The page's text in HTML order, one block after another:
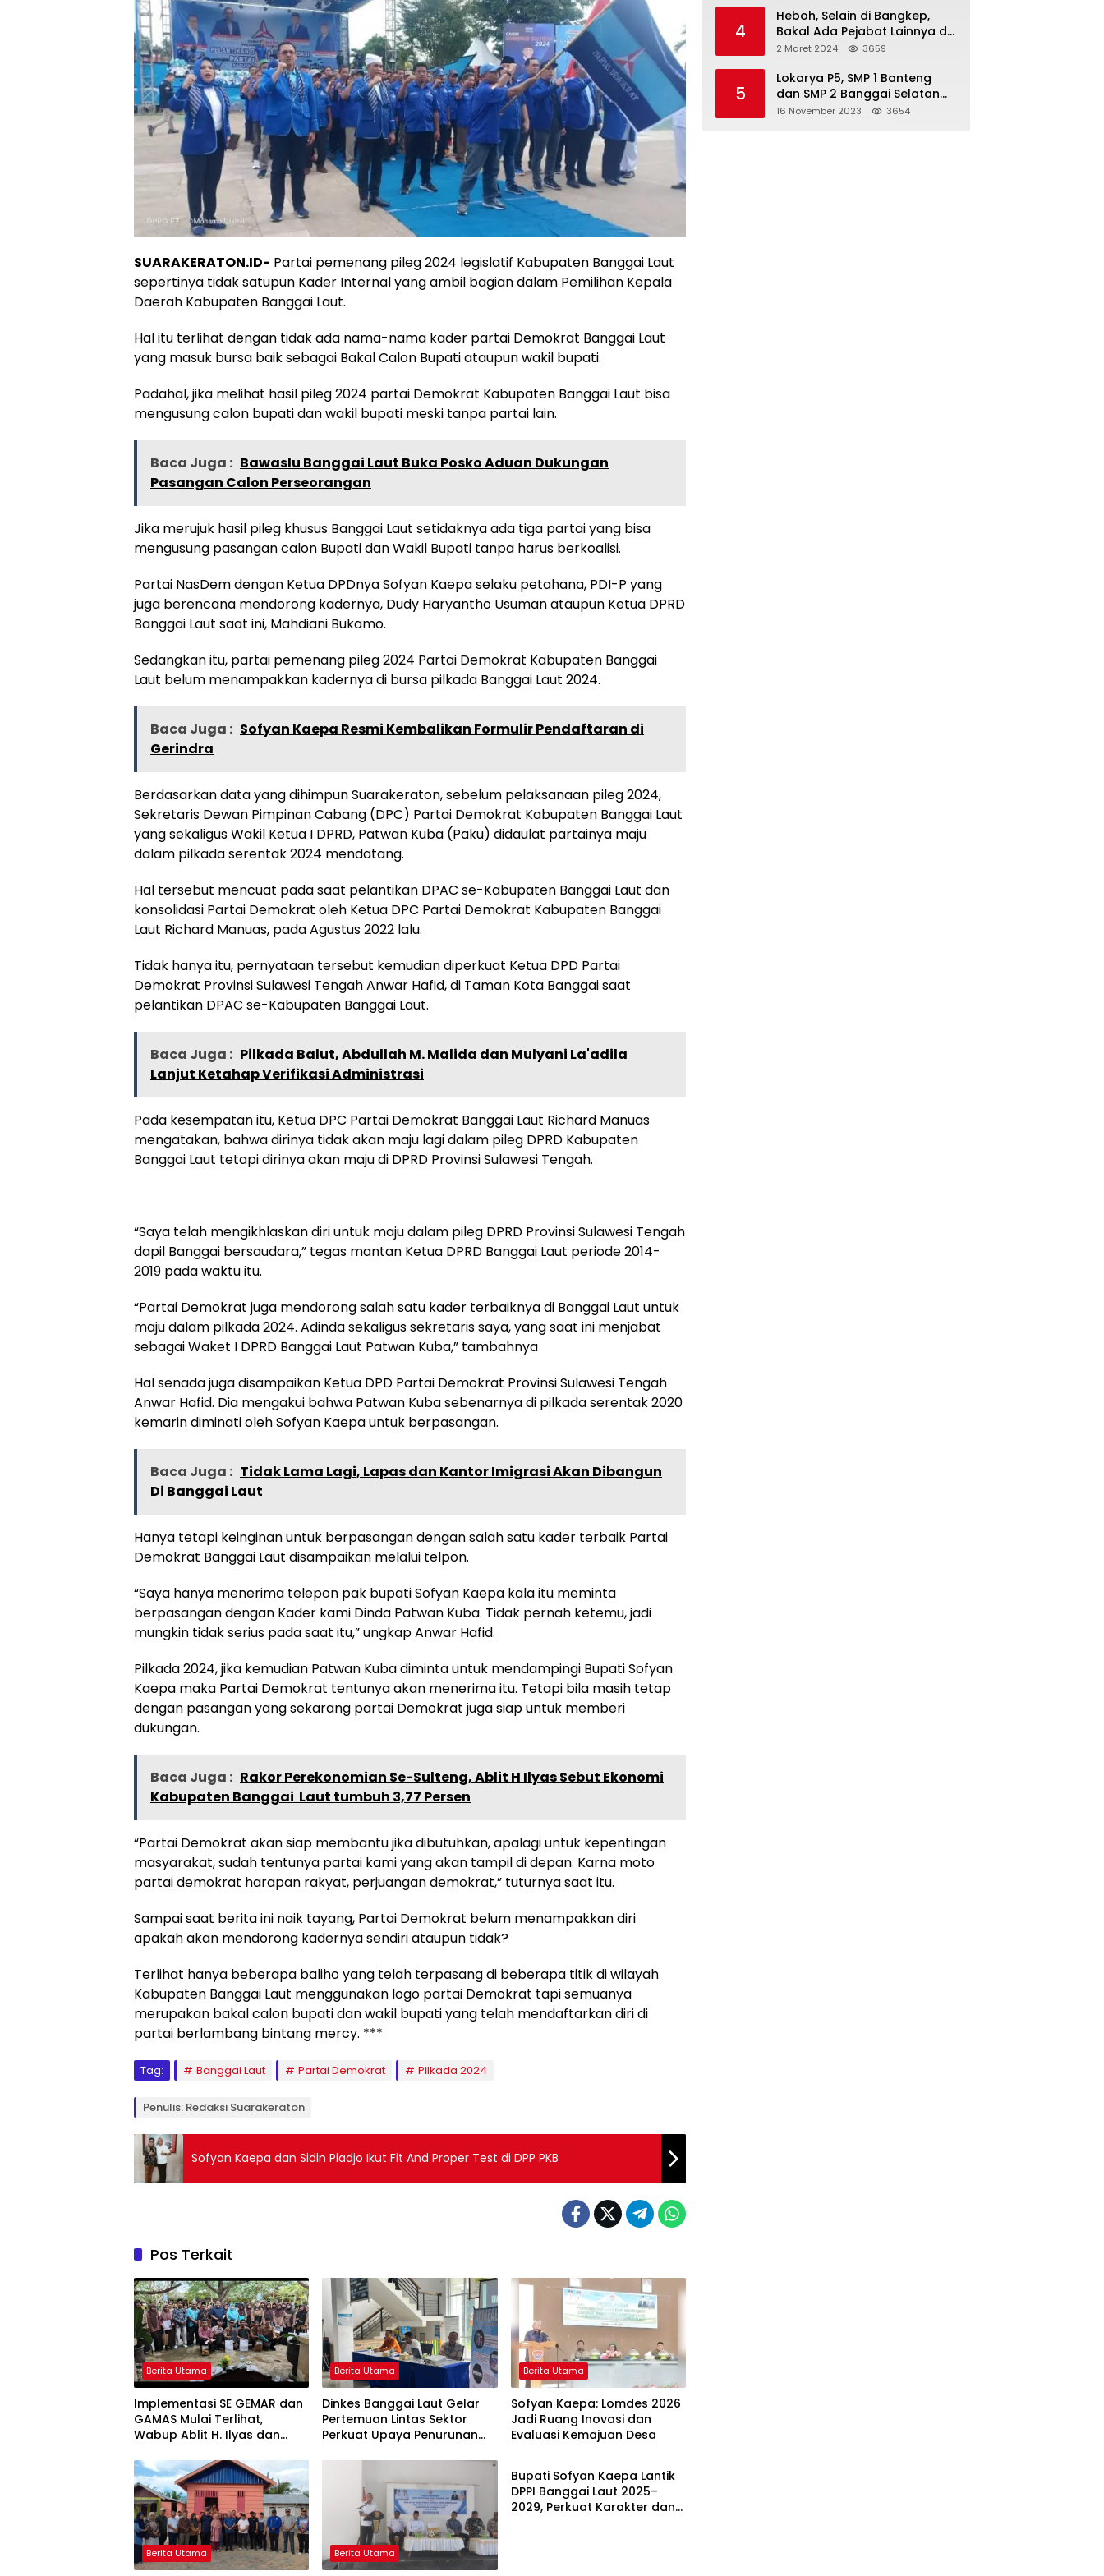
SUARAKERATON.ID- Partai pemenang pileg 2024 legislatif Kabupaten Banggai Laut
sepertinya tidak satupun Kader Internal yang ambil bagian dalam Pemilihan Kepala
Daerah Kabupaten Banggai Laut.
Hal itu terlihat dengan tidak ada nama-nama kader partai Demokrat Banggai Laut
yang masuk bursa baik sebagai Bakal Calon Bupati ataupun wakil bupati.
Padahal, jika melihat hasil pileg 2024 partai Demokrat Kabupaten Banggai Laut bisa
mengusung calon bupati dan wakil bupati meski tanpa partai lain.
Baca Juga : Bawaslu Banggai Laut Buka Posko Aduan Dukungan
Pasangan Calon Perseorangan
Jika merujuk hasil pileg khusus Banggai Laut setidaknya ada tiga partai yang bisa
mengusung pasangan calon Bupati dan Wakil Bupati tanpa harus berkoalisi.
Partai NasDem dengan Ketua DPDnya Sofyan Kaepa selaku petahana, PDI-P yang
juga berencana mendorong kadernya, Dudy Haryantho Usuman ataupun Ketua DPRD
Banggai Laut saat ini, Mahdiani Bukamo.
Sedangkan itu, partai pemenang pileg 2024 Partai Demokrat Kabupaten Banggai
Laut belum menampakkan kadernya di bursa pilkada Banggai Laut 2024.
Baca Juga : Sofyan Kaepa Resmi Kembalikan Formulir Pendaftaran di
Gerindra
Berdasarkan data yang dihimpun Suarakeraton, sebelum pelaksanaan pileg 2024,
Sekretaris Dewan Pimpinan Cabang (DPC) Partai Demokrat Kabupaten Banggai Laut
yang sekaligus Wakil Ketua I DPRD, Patwan Kuba (Paku) didaulat partainya maju
dalam pilkada serentak 2024 mendatang.
Hal tersebut mencuat pada saat pelantikan DPAC se-Kabupaten Banggai Laut dan
konsolidasi Partai Demokrat oleh Ketua DPC Partai Demokrat Kabupaten Banggai
Laut Richard Manuas, pada Agustus 2022 lalu.
Tidak hanya itu, pernyataan tersebut kemudian diperkuat Ketua DPD Partai
Demokrat Provinsi Sulawesi Tengah Anwar Hafid, di Taman Kota Banggai saat
pelantikan DPAC se-Kabupaten Banggai Laut.
Baca Juga : Pilkada Balut, Abdullah M. Malida dan Mulyani La'adila
Lanjut Ketahap Verifikasi Administrasi
Pada kesempatan itu, Ketua DPC Partai Demokrat Banggai Laut Richard Manuas
mengatakan, bahwa dirinya tidak akan maju lagi dalam pileg DPRD Kabupaten
Banggai Laut tetapi dirinya akan maju di DPRD Provinsi Sulawesi Tengah.
“Saya telah mengikhlaskan diri untuk maju dalam pileg DPRD Provinsi Sulawesi Tengah
dapil Banggai bersaudara,” tegas mantan Ketua DPRD Banggai Laut periode 2014-
2019 pada waktu itu.
“Partai Demokrat juga mendorong salah satu kader terbaiknya di Banggai Laut untuk
maju dalam pilkada 2024. Adinda sekaligus sekretaris saya, yang saat ini menjabat
sebagai Waket I DPRD Banggai Laut Patwan Kuba,” tambahnya
Hal senada juga disampaikan Ketua DPD Partai Demokrat Provinsi Sulawesi Tengah
Anwar Hafid. Dia mengakui bahwa Patwan Kuba sebenarnya di pilkada serentak 2020
kemarin diminati oleh Sofyan Kaepa untuk berpasangan.
Baca Juga : Tidak Lama Lagi, Lapas dan Kantor Imigrasi Akan Dibangun
Di Banggai Laut
Hanya tetapi keinginan untuk berpasangan dengan salah satu kader terbaik Partai
Demokrat Banggai Laut disampaikan melalui telpon.
“Saya hanya menerima telepon pak bupati Sofyan Kaepa kala itu meminta
berpasangan dengan Kader kami Dinda Patwan Kuba. Tidak pernah ketemu, jadi
mungkin tidak serius pada saat itu,” ungkap Anwar Hafid.
Pilkada 2024, jika kemudian Patwan Kuba diminta untuk mendampingi Bupati Sofyan
Kaepa maka Partai Demokrat tentunya akan menerima itu. Tetapi bila masih tetap
dengan pasangan yang sekarang partai Demokrat juga siap untuk memberi
dukungan.
Baca Juga : Rakor Perekonomian Se-Sulteng, Ablit H Ilyas Sebut Ekonomi
Kabupaten Banggai Laut tumbuh 3,77 Persen
“Partai Demokrat akan siap membantu jika dibutuhkan, apalagi untuk kepentingan
masyarakat, sudah tentunya partai kami yang akan tampil di depan. Karna moto
partai demokrat harapan rakyat, perjuangan demokrat,” tuturnya saat itu.
Sampai saat berita ini naik tayang, Partai Demokrat belum menampakkan diri
apakah akan mendorong kadernya sendiri ataupun tidak?
Terlihat hanya beberapa baliho yang telah terpasang di beberapa titik di wilayah
Kabupaten Banggai Laut menggunakan logo partai Demokrat tapi semuanya
merupakan bakal calon bupati dan wakil bupati yang telah mendaftarkan diri di
partai berlambang bintang mercy. ***
Tag: Banggai Laut Partai Demokrat Pilkada 2024
Penulis: Redaksi Suarakeraton
Sofyan Kaepa dan Sidin Piadjo Ikut Fit And Proper Test di DPP PKB
Pos Terkait
Berita Utama
Implementasi SE GEMAR dan
GAMAS Mulai Terlihat,
Wabup Ablit H. Ilyas dan
Kompak Ambil Rapor Anak
Berita Utama
Dinkes Banggai Laut Gelar
Pertemuan Lintas Sektor
Perkuat Upaya Penurunan
Berita Utama
Sofyan Kaepa: Lomdes 2026
Jadi Ruang Inovasi dan
Evaluasi Kemajuan Desa
Berita Utama Berita Utama
Berita Utama
Bupati Sofyan Kaepa Lantik
DPPI Banggai Laut 2025–
2029, Perkuat Karakter dan
4
Heboh, Selain di Bangkep,
Bakal Ada Pejabat Lainnya di
Banggai Laut yang Bakal di
2 Maret 2024 3659
5
Lokarya P5, SMP 1 Banteng
dan SMP 2 Banggai Selatan
Curi Perhatian
16 November 2023 3654